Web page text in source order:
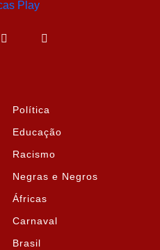
Política
Educação
Racismo
Negras e Negros
Áfricas
Carnaval
Brasil